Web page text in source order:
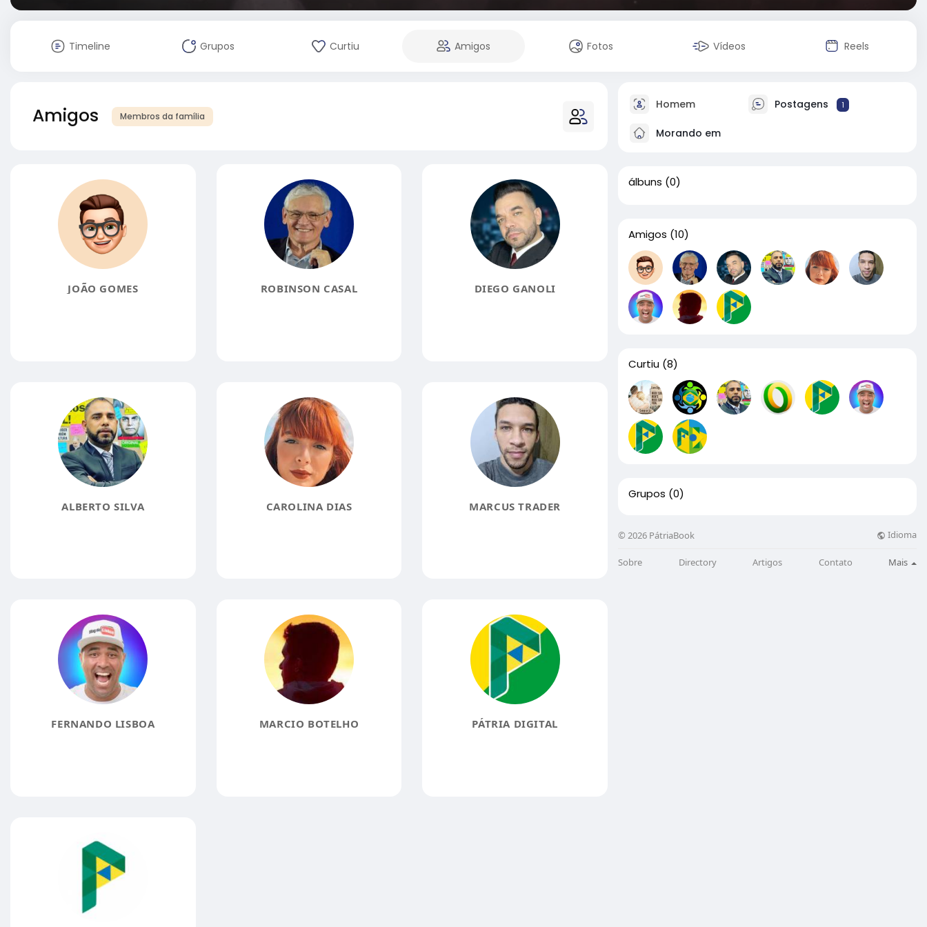
Timeline Grupos Curtiu Amigos Fotos Vídeos Reels
Amigos Membros da família
JOÃO GOMES ROBINSON CASAL DIEGO GANOLI
ALBERTO SILVA CAROLINA DIAS MARCUS TRADER
FERNANDO LISBOA MARCIO BOTELHO PÁTRIA DIGITAL
Homem Postagens 1
Morando em
álbuns (0)
Amigos (10)
Curtiu (8)
Grupos (0)
© 2026 PátriaBook Idioma
Sobre Directory Artigos Contato Mais